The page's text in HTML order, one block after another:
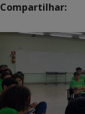
Compartilhar: